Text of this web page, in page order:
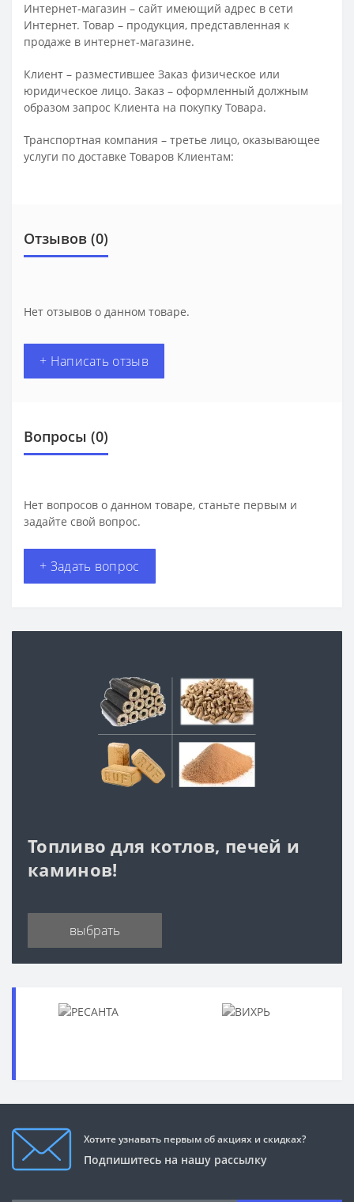
Интернет-магазин – сайт имеющий адрес в сети
Интернет. Товар – продукция, представленная к
продаже в интернет-магазине.
Клиент – разместившее Заказ физическое или
юридическое лицо. Заказ – оформленный должным
образом запрос Клиента на покупку Товара.
Транспортная компания – третье лицо, оказывающее
услуги по доставке Товаров Клиентам:
Отзывов (0)
Нет отзывов о данном товаре.
+ Написать отзыв
Вопросы (0)
Нет вопросов о данном товаре, станьте первым и
задайте свой вопрос.
+ Задать вопрос
Топливо для котлов, печей и
каминов!
выбрать
Хотите узнавать первым об акциях и скидках?
Подпишитесь на нашу рассылку